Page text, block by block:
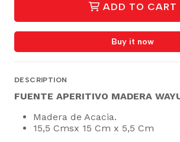
ADD TO CART
Buy it now
DESCRIPTION
FUENTE APERITIVO MADERA
Madera de Acacia.
15,5 Cmsx 15 Cm x 5,5 Cm